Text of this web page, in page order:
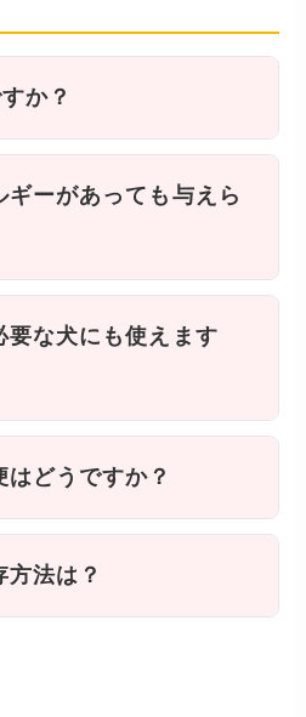
か？
ーがあっても与えら
要な犬にも使えます
どうですか？
法は？